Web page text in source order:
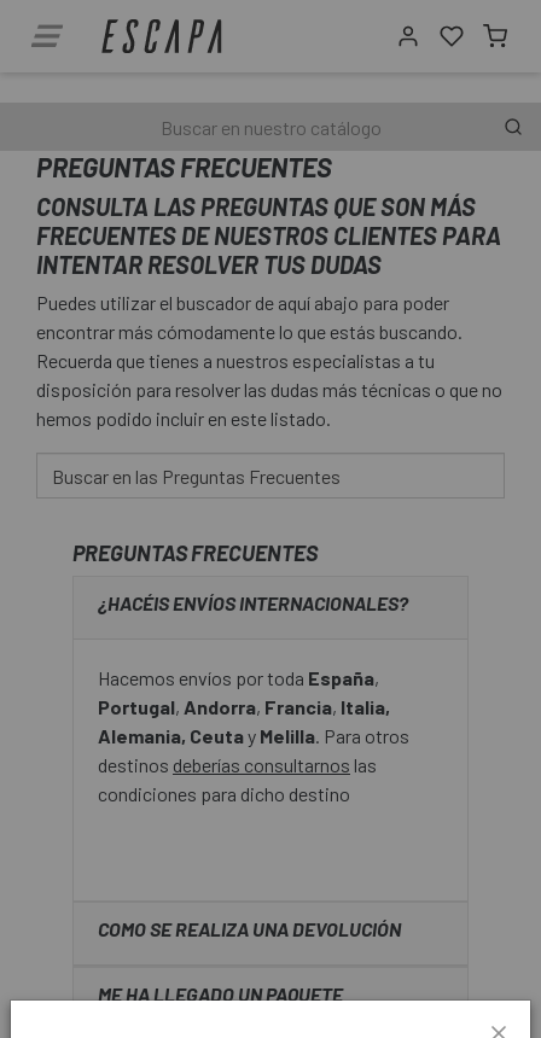
PREGUNTAS FRECUENTES
CONSULTA LAS PREGUNTAS QUE SON MÁS
FRECUENTES DE NUESTROS CLIENTES PARA
INTENTAR RESOLVER TUS DUDAS
Puedes utilizar el buscador de aquí abajo para poder
encontrar más cómodamente lo que estás buscando.
Recuerda que tienes a nuestros especialistas a tu
disposición para resolver las dudas más técnicas o que no
hemos podido incluir en este listado.
PREGUNTAS FRECUENTES
¿HACÉIS ENVÍOS INTERNACIONALES?
Hacemos envíos por toda España,
Portugal, Andorra, Francia, Italia,
Alemania, Ceutay Melilla. Para otros
destinos deberías consultarnos las
condiciones para dicho destino
COMO SE REALIZA UNA DEVOLUCIÓN
ME HA LLEGADO UN PAQUETE